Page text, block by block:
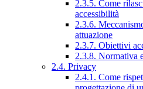
2.3.5. Come
accessibilità
2.3.6.
attuazione
2.3.7. Obiettivi
2.3.8. Normativa
2.4. Privacy
2.4.1. Come